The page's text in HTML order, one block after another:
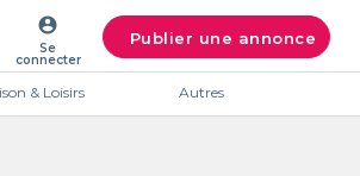
account_circle
Se
connecter
Publier une annonce
& Loisirs Autres